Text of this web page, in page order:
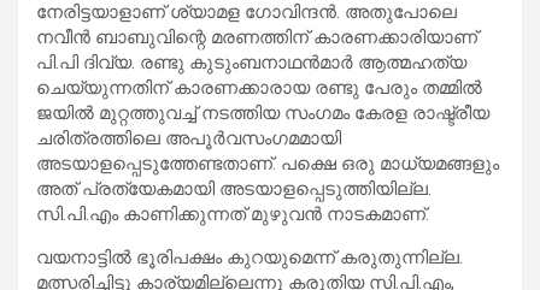
നേരിട്ടയാളാണ് ശ്യാമള ഗോവിന്ദന്‍. അതുപോലെ
നവീന്‍ ബാബുവിന്റെ മരണത്തിന് കാരണക്കാരിയാണ്
പി.പി ദിവ്യ. രണ്ടു കുടുംബനാഥന്‍മാര്‍ ആത്മഹത്യ
ചെയ്യുന്നതിന് കാരണക്കാരായ രണ്ടു പേരും തമ്മില്‍
ജയില്‍ മുറ്റത്തുവച്ച് നടത്തിയ സംഗമം കേരള രാഷ്ട്രീയ
ചരിത്രത്തിലെ അപൂര്‍വസംഗമമായി
അടയാളപ്പെടുത്തേണ്ടതാണ്. പക്ഷെ ഒരു മാധ്യമങ്ങളും
അത് പ്രത്യേകമായി അടയാളപ്പെടുത്തിയില്ല.
സി.പി.എം കാണിക്കുന്നത് മുഴുവന്‍ നാടകമാണ്.
വയനാട്ടില്‍ ഭൂരിപക്ഷം കുറയുമെന്ന് കരുതുന്നില്ല.
മത്സരിച്ചിട്ടു കാര്യമില്ലെന്നു കരുതിയ സി.പി.എം,